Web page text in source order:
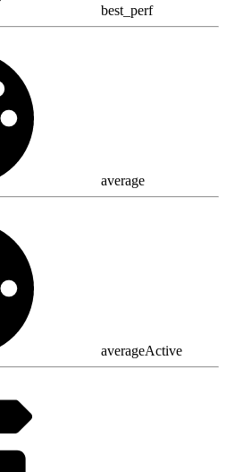
best_perf
average
averageActive